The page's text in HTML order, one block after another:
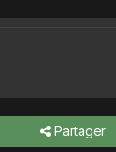
Partager